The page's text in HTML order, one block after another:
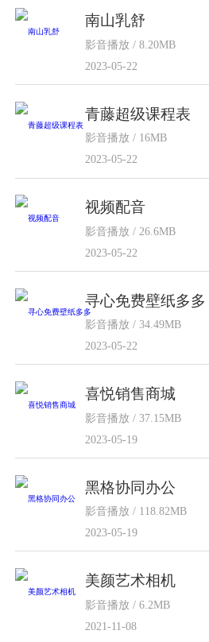
南山乳舒
影音播放 / 8.20MB
2023-05-22
青藤超级课程表
影音播放 / 16MB
2023-05-22
视频配音
影音播放 / 26.6MB
2023-05-22
寻心免费壁纸多多
影音播放 / 34.49MB
2023-05-22
喜悦销售商城
影音播放 / 37.15MB
2023-05-19
黑格协同办公
影音播放 / 118.82MB
2023-05-19
美颜艺术相机
影音播放 / 6.2MB
2021-11-08